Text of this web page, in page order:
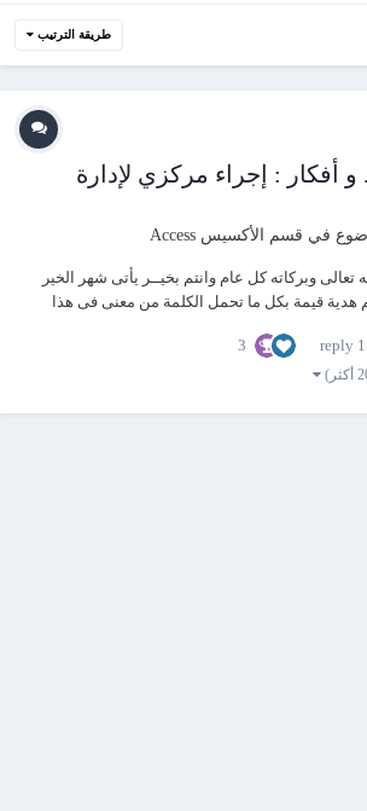
طريقة الترتيب
أفكار : إجراء مركزي لإدارة
في قسم الأكسيس Access
تعالى وبركاته كل عام وانتم بخيــر يأتى شهر الخير
هدية قيمة بكل ما تحمل الكلمة من معنى فى هذا
الجداول واضافة الحقول وخصائصها برمجيا وه...
3